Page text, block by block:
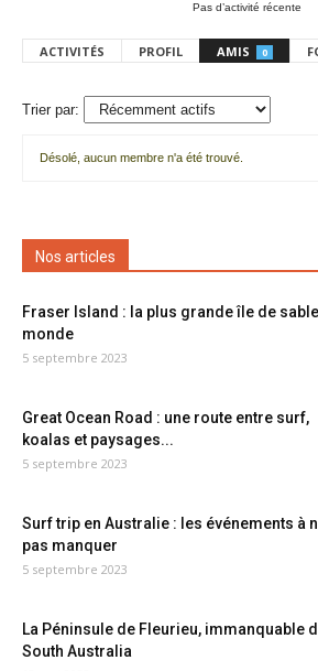
Pas d’activité récente
ACTIVITÉS PROFIL AMIS 0
Trier par:
amis
Désolé, aucun membre n'a été trouvé.
Nos articles
Fraser Island : la plus grande île de
monde
5 septembre 2023
Great Ocean Road : une route entre surf,
koalas et paysages...
5 septembre 2023
Surf trip en Australie : les événements à
pas manquer
5 septembre 2023
La Péninsule de Fleurieu, immanquable
South Australia